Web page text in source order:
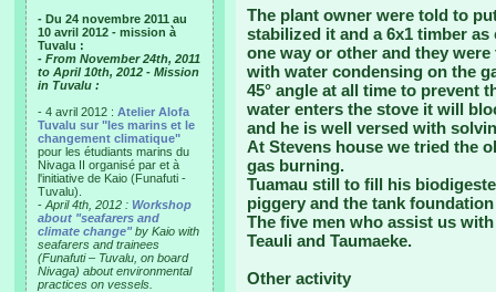
- Du 24 novembre 2011 au
10 avril 2012 - mission à
Tuvalu :
- From November 24th, 2011
to April 10th, 2012 - Mission
in Tuvalu :
- 4 avril 2012 : Atelier Alofa
Tuvalu sur "les marins et le
changement climatique"
pour les étudiants marins du
Nivaga II organisé par et à
l'initiative de Kaio (Funafuti -
Tuvalu).
- April 4th, 2012 : Workshop
about "seafarers and
climate change"by Kaio with
seafarers and trainees
(Funafuti – Tuvalu, on board
Nivaga) about environmental
practices on vessels.
The plant owner were told to
stabilized it and a 6x1 timber
one way or other and they
with water condensing on the
45° angle at all time to prevent
water enters the stove it will
and he is well versed with
At Stevens house we tried the
gas burning.
Tuamau still to fill his
piggery and the tank
The five men who assist us
Teauli and Taumaeke.
Other activity